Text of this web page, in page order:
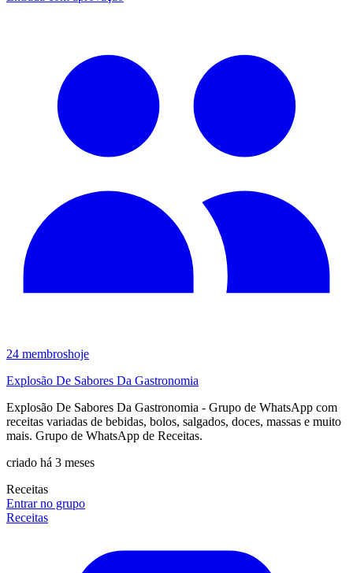
24 membroshoje
Explosão De Sabores Da Gastronomia
Explosão De Sabores Da Gastronomia - Grupo de WhatsApp com
receitas variadas de bebidas, bolos, salgados, doces, massas e muito
mais. Grupo de WhatsApp de Receitas.
criado há 3 meses
Receitas
Entrar no grupo
Receitas